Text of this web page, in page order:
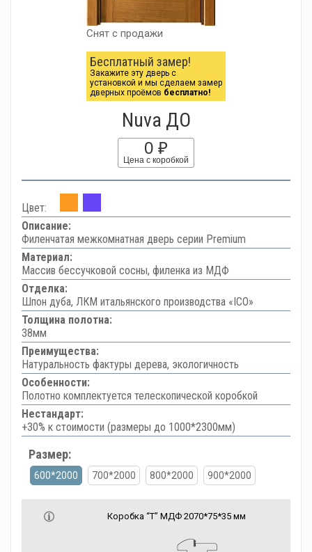
Снят с продажи
Бесплатный замер!
Закажите эту дверь с
установкой и мы сделаем замер
дверных проёмов бесплатно!
Nuva ДО
0 ₽
Цена с коробкой
Цвет:
Описание:
Филенчатая межкомнатная дверь серии Premium
Материал:
Массив бессучковой сосны, филенка из МДФ
Отделка:
Шпон дуба, ЛКМ итальянского производства «ICO»
Толщина полотна:
38мм
Преимущества:
Натуральность фактуры дерева, экологичность
Особенности:
Полотно комплектуется телескопической коробкой
Нестандарт:
+30% к стоимости (размеры до 1000*2300мм)
Размер:
600*2000 700*2000 800*2000 900*2000
Коробка “Т” МДФ 2070*75*35 мм